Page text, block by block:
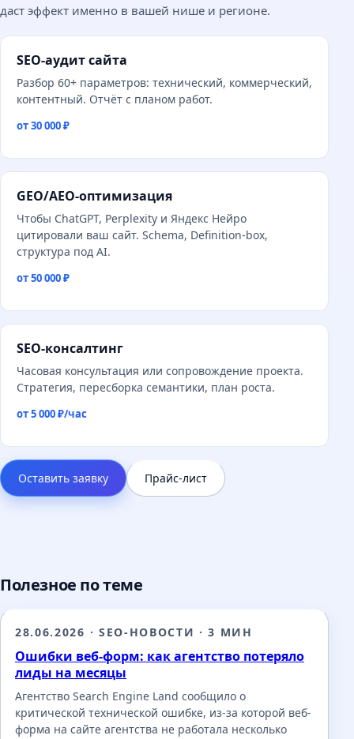
даст эффект именно в вашей нише и регионе.
SEO-аудит сайта
Разбор 60+ параметров: технический, коммерческий,
контентный. Отчёт с планом работ.
от 30 000 ₽
GEO/AEO-оптимизация
Чтобы ChatGPT, Perplexity и Яндекс Нейро
цитировали ваш сайт. Schema, Definition-box,
структура под AI.
от 50 000 ₽
SEO-консалтинг
Часовая консультация или сопровождение проекта.
Стратегия, пересборка семантики, план роста.
от 5 000 ₽/час
Оставить заявку Прайс-лист
Полезное по теме
28.06.2026 · SEO-НОВОСТИ · 3 МИН
Ошибки веб-форм: как агентство потеряло
лиды на месяцы
Агентство Search Engine Land сообщило о
критической технической ошибке, из-за которой веб-
форма на сайте агентства не работала несколько